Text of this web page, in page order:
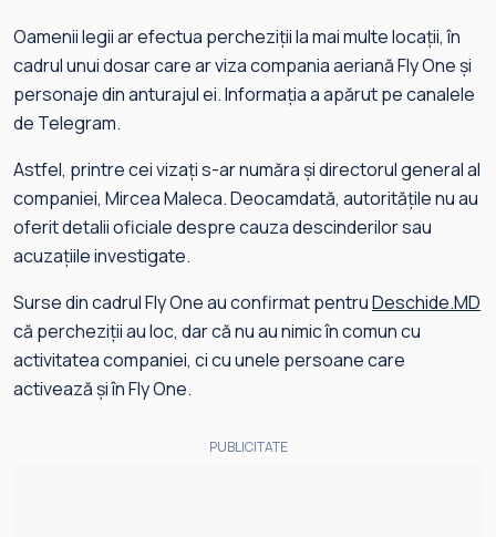
Oamenii legii ar efectua percheziții la mai multe locații, în
cadrul unui dosar care ar viza compania aeriană Fly One și
personaje din anturajul ei. Informația a apărut pe canalele
de Telegram.
Astfel, printre cei vizați s-ar număra și directorul general al
companiei, Mircea Maleca. Deocamdată, autoritățile nu au
oferit detalii oficiale despre cauza descinderilor sau
acuzațiile investigate.
Surse din cadrul Fly One au confirmat pentruDeschide.MD
că percheziții au loc, dar că nu au nimic în comun cu
activitatea companiei, ci cu unele persoane care
activează și în Fly One.
PUBLICITATE